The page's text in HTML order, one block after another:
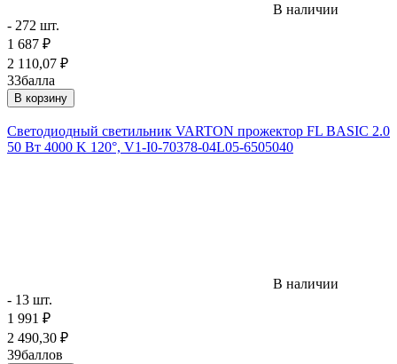
В наличии
- 272 шт.
1 687 ₽
2 110,07 ₽
33балла
В корзину
Светодиодный светильник VARTON прожектор FL BASIC 2.0
50 Вт 4000 K 120°, V1-I0-70378-04L05-6505040
В наличии
- 13 шт.
1 991 ₽
2 490,30 ₽
39баллов